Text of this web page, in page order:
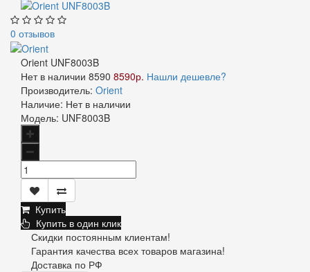
0 отзывов
Orient UNF8003B
Нет в наличии 8590 8590р. Нашли дешевле?
Производитель: Orient
Наличие: Нет в наличии
Модель: UNF8003B
Купить
Купить в один клик
Скидки постоянным клиентам!
Гарантия качества всех товаров магазина!
Доставка по РФ